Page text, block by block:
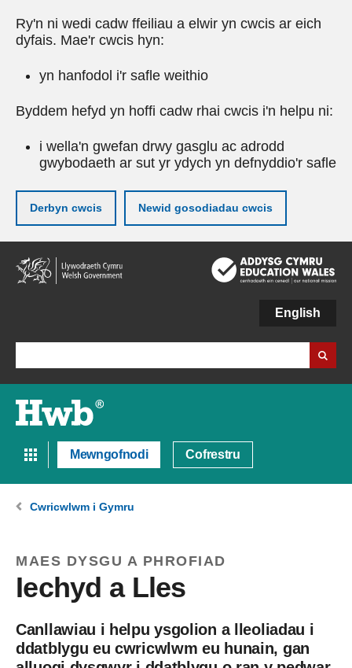
Ry'n ni wedi cadw ffeiliau a elwir yn cwcis ar eich
dyfais. Mae'r cwcis hyn:
yn hanfodol i'r safle weithio
Byddem hefyd yn hoffi cadw rhai cwcis i'n helpu ni:
i wella'n gwefan drwy gasglu ac adrodd
gwybodaeth ar sut yr ydych yn defnyddio'r safle
Derbyn cwcis Newid gosodiadau cwcis
Neidio
i'r
prif
English
Mewngofnodi Cofrestru
Cwricwlwm i Gymru
MAES DYSGU A PHROFIAD
Iechyd a Lles
Canllawiau i helpu ysgolion a lleoliadau i
ddatblygu eu cwricwlwm eu hunain, gan